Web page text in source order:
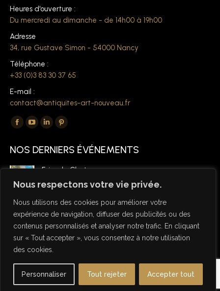
Nous respectons votre vie privée.
Nous utilisons des cookies pour améliorer votre
expérience de navigation, diffuser des publicités ou des
contenus personnalisés et analyser notre trafic. En cliquant
sur « Tout accepter », vous consentez à notre utilisation
des cookies.
Personnaliser Tout rejeter Accepter tout
Heures d'ouverture :
Du mercredi au dimanche - de 14h00 à 19h00
Adresse
34, rue Gustave Simon - 54000 Nancy
Téléphone :
+33 (0)3 83 30 37 65
E-mail :
contact@antiquites-art-nouveau.fr
Trouvez nous sur :
La
Facebook
s'ouvre
nouvelle
fenêtre
La
YouTube
s'ouvre
nouvelle
fenêtre
La
LinkedIn
s'ouvre
une
nouvelle
fenêtre
La
Pinterest
s'ouvre
nouvelle
fenêtre
NOS DERNIERS ÉVÉNEMENTS
Foire de Chatou
6 mars 2026
Studio
Useful links